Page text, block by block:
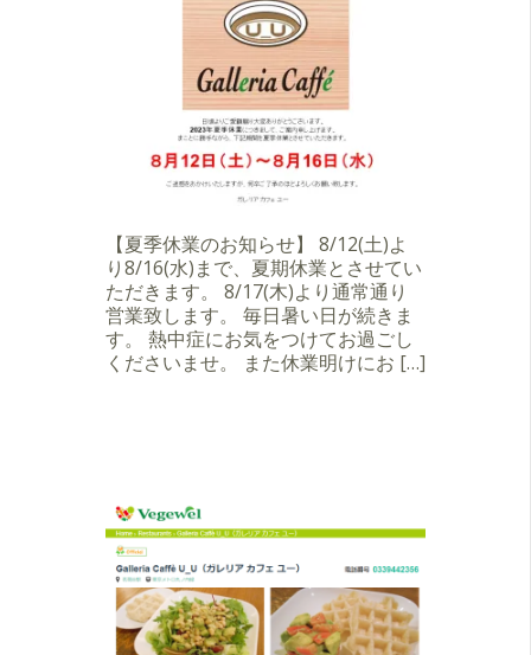
【夏季休業のお知らせ】 8/12(土)よ
り8/16(水)まで、夏期休業とさせてい
ただきます。 8/17(木)より通常通り
営業致します。 毎日暑い日が続きま
す。 熱中症にお気をつけてお過ごし
くださいませ。 また休業明けにお […]